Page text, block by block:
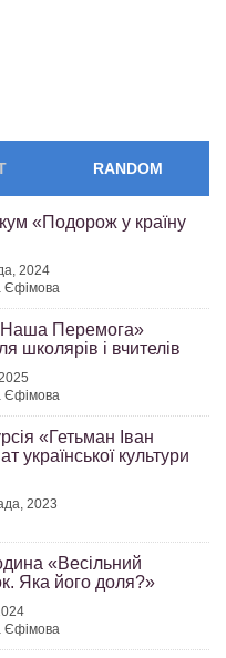
RANDOM
«Подорож у країну
2024
Єфімова
Наша Перемога»
школярів і вчителів
Єфімова
«Гетьман Іван
української культури
2023
«Весільний
Яка його доля?»
Єфімова